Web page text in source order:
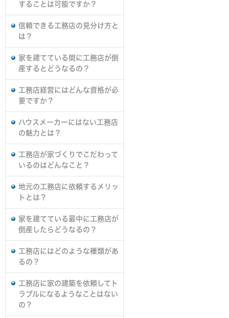
することは可能ですか？
信頼できる工務店の見分け方と
は？
家を建てている間に工務店が倒
産するとどうなるの？
工務店経営にはどんな資格が必
要ですか？
ハウスメーカーにはない工務店
の魅力とは？
工務店が家づくりでこだわって
いるのはどんなこと？
地元の工務店に依頼するメリッ
トとは？
家を建てている最中に工務店が
倒産したらどうなるの？
工務店にはどのような種類があ
るの？
工務店に家の建築を依頼してト
ラブルになるようなことはない
の？